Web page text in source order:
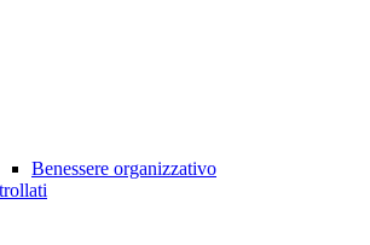
Benessere organizzativo